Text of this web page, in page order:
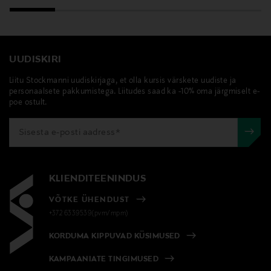
UUDISKIRI
Liitu Stockmanni uudiskirjaga, et olla kursis värskete uudiste ja
personaalsete pakkumistega. Liitudes saad ka -10% oma järgmiselt e-
poe ostult.
KLIENDITEENINDUS
VÕTKE ÜHENDUST
+372 6339539(pvm/mpm)
KORDUMA KIPPUVAD KÜSIMUSED
KAMPAANIATE TINGIMUSED